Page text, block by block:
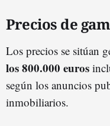
Precios de
Los precios se sitúan
los 800.000 euros
según los anuncios
inmobiliarios.